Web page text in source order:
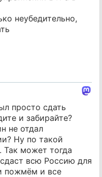
неубедительно,
просто сдать
и забирайте?
не отдал
Ну по такой
может тогда
всю Россию для
пожмём и все